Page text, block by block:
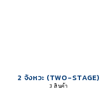
2 จังหวะ (TWO-STAGE)
3 สินค้า